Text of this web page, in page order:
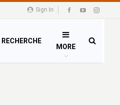
Sign In
RECHERCHE
MORE